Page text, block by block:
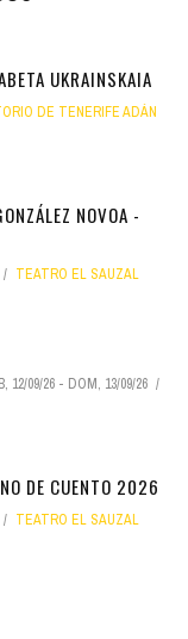
UKRAINSKAIA
DE TENERIFE ADÁN
NOVOA -
TEATRO EL SAUZAL
12/09/26 - DOM, 13/09/26
DE CUENTO 2026
TEATRO EL SAUZAL